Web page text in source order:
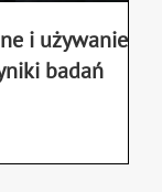
i używanie
badań